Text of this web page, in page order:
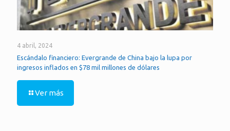
4 abril, 2024
Escándalo financiero: Evergrande de China bajo la lupa por
ingresos inflados en $78 mil millones de dólares
Ver más